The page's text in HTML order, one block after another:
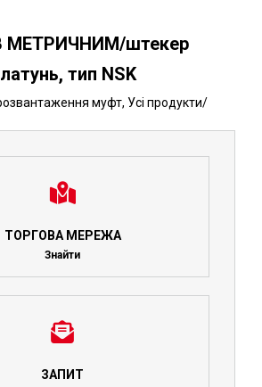
МЕТРИЧНИМ/штекер
тип NSK
муфт, Усі продукти/
ТОРГОВА МЕРЕЖА
Знайти
ЗАПИТ